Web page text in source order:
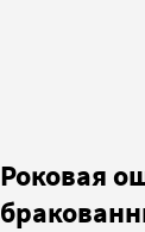
Роковая